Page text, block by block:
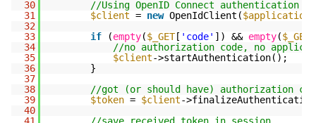
30
//Using OpenID Connect authentication
31
$client = new OpenIdClient(
32
33
if (empty($_GET[ 'code' ]) && empty($_GET
34
//no authorization code, no
35
$client->startAuthentication();
36
}
37
38
//got (or should have) authorization
39
$token = $client-
40
41
//save received token in session